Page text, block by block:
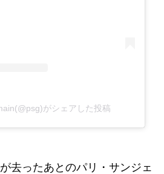
がシェアした投稿
去ったあとのパリ・サンジェ